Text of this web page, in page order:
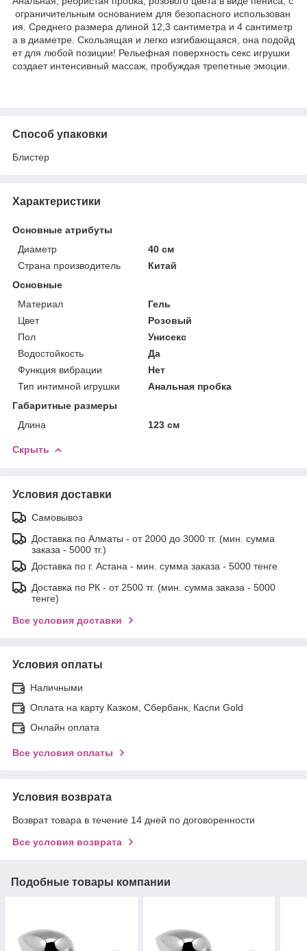
ограничительным основанием для безопасного использован
ия. Среднего размера длиной 12,3 сантиметра и 4 сантиметр
а в диаметре. Скользящая и легко изгибающаяся, она подойд
ет для любой позиции! Рельефная поверхность секс игрушки
создает интенсивный массаж, пробуждая трепетные эмоции.
Способ упаковки
Блистер
Характеристики
Основные атрибуты
Диаметр
40 см
Страна производитель
Китай
Основные
Материал
Гель
Цвет
Розовый
Пол
Унисекс
Водостойкость
Да
Функция вибрации
Нет
Тип интимной игрушки
Анальная пробка
Габаритные размеры
Длина
123 см
Скрыть
Условия доставки
Самовывоз
Доставка по Алматы - от 2000 до 3000 тг. (мин. сумма
заказа - 5000 тг.)
Доставка по г. Астана - мин. сумма заказа - 5000 тенге
Доставка по РК - от 2500 тг. (мин. сумма заказа - 5000
тенге)
Все условия доставки
Условия оплаты
Наличными
Оплата на карту Казком, Сбербанк, Каспи Gold
Онлайн оплата
Все условия оплаты
Условия возврата
Возврат товара в течение 14 дней по договоренности
Все условия возврата
Подобные товары компании